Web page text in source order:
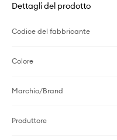
Dettagli del prodotto
Codice del fabbricante
Colore
Marchio/Brand
Produttore